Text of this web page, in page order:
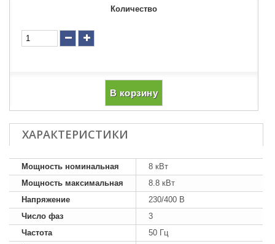
Количество
В корзину
ХАРАКТЕРИСТИКИ
Мощность номинальная
8 кВт
Мощность максимальная
8.8 кВт
Напряжение
230/400 В
Число фаз
3
Частота
50 Гц